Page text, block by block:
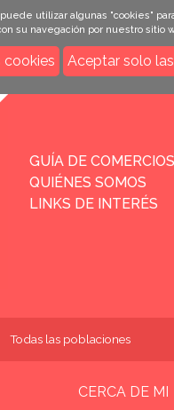
utilizar algunas "cookies"
su navegación por nuestro
Aceptar solo
GUÍA DE COMERCIOS
QUIÉNES SOMOS
LINKS DE INTERÉS
CERCA DE MI